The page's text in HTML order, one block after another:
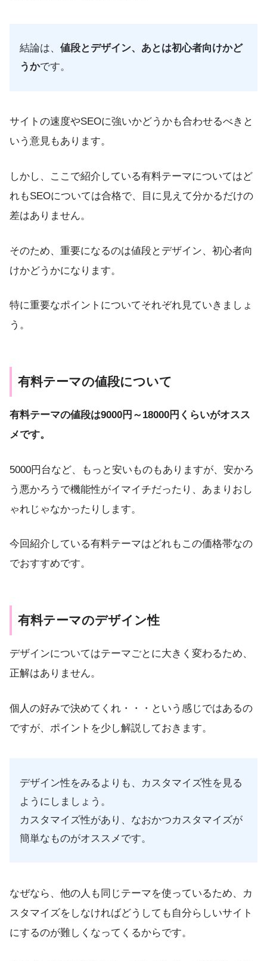
結論は、値段とデザイン、あとは初心者向けかど
うかです。
サイトの速度やSEOに強いかどうかも合わせるべきと
いう意見もあります。
しかし、ここで紹介している有料テーマについてはど
れもSEOについては合格で、目に見えて分かるだけの
差はありません。
そのため、重要になるのは値段とデザイン、初心者向
けかどうかになります。
特に重要なポイントについてそれぞれ見ていきましょ
う。
有料テーマの値段について
有料テーマの値段は9000円～18000円くらいがオスス
メです。
5000円台など、もっと安いものもありますが、安かろ
う悪かろうで機能性がイマイチだったり、あまりおし
ゃれじゃなかったりします。
今回紹介している有料テーマはどれもこの価格帯なの
でおすすめです。
有料テーマのデザイン性
デザインについてはテーマごとに大きく変わるため、
正解はありません。
個人の好みで決めてくれ・・・という感じではあるの
ですが、ポイントを少し解説しておきます。
デザイン性をみるよりも、カスタマイズ性を見る
ようにしましょう。
カスタマイズ性があり、なおかつカスタマイズが
簡単なものがオススメです。
なぜなら、他の人も同じテーマを使っているため、カ
スタマイズをしなければどうしても自分らしいサイト
にするのが難しくなってくるからです。